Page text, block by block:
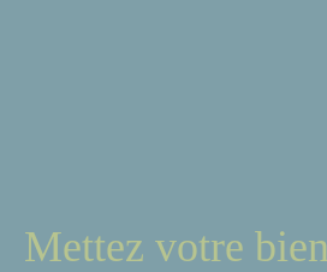
Mettez votre bien